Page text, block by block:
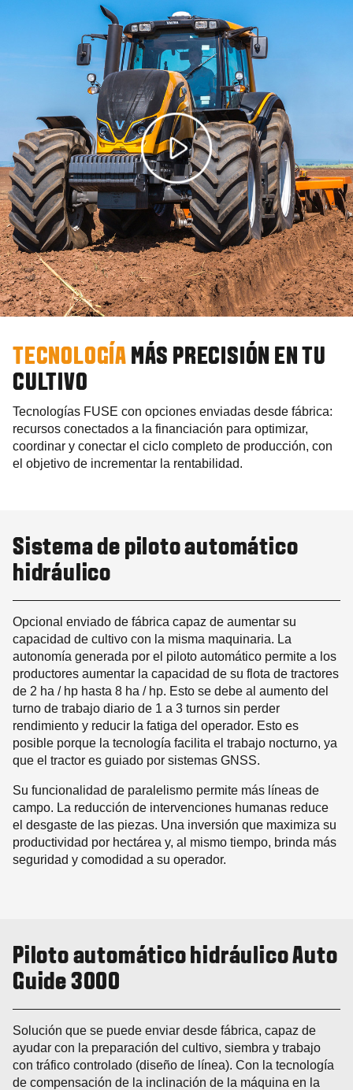
TECNOLOGÍA MÁS PRECISIÓN EN TU
CULTIVO
Tecnologías FUSE con opciones enviadas desde fábrica:
recursos conectados a la financiación para optimizar,
coordinar y conectar el ciclo completo de producción, con
el objetivo de incrementar la rentabilidad.
Sistema de piloto automático
hidráulico
Opcional enviado de fábrica capaz de aumentar su
capacidad de cultivo con la misma maquinaria. La
autonomía generada por el piloto automático permite a los
productores aumentar la capacidad de su flota de tractores
de 2 ha / hp hasta 8 ha / hp. Esto se debe al aumento del
turno de trabajo diario de 1 a 3 turnos sin perder
rendimiento y reducir la fatiga del operador. Esto es
posible porque la tecnología facilita el trabajo nocturno, ya
que el tractor es guiado por sistemas GNSS.
Su funcionalidad de paralelismo permite más líneas de
campo. La reducción de intervenciones humanas reduce
el desgaste de las piezas. Una inversión que maximiza su
productividad por hectárea y, al mismo tiempo, brinda más
seguridad y comodidad a su operador.
Piloto automático hidráulico Auto
Guide 3000
Solución que se puede enviar desde fábrica, capaz de
ayudar con la preparación del cultivo, siembra y trabajo
con tráfico controlado (diseño de línea). Con la tecnología
de compensación de la inclinación de la máquina en la